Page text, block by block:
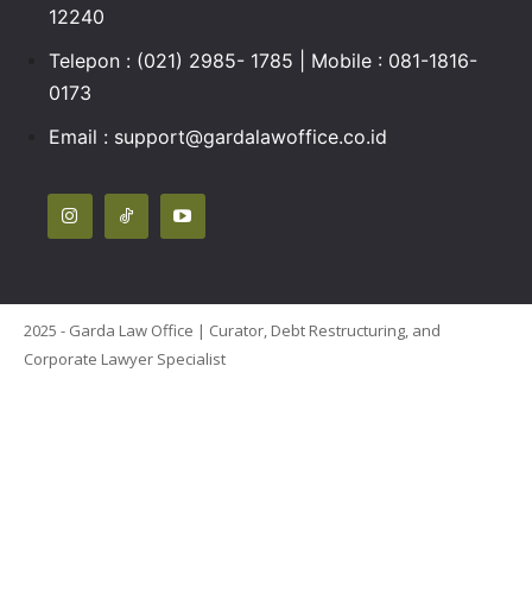
12240
Telepon : (021) 2985- 1785 | Mobile : 081-1816-
0173
Email : support@gardalawoffice.co.id
2025 - Garda Law Office | Curator, Debt Restructuring, and
Corporate Lawyer Specialist